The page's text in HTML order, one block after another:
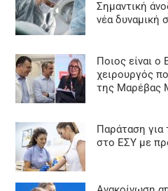
Σημαντική
νέα δυναμική
Ποιος είναι
χειρουργός
της Μαρέβας
Παράταση για
στο ΕΣΥ με